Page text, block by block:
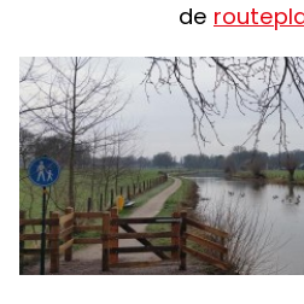
de